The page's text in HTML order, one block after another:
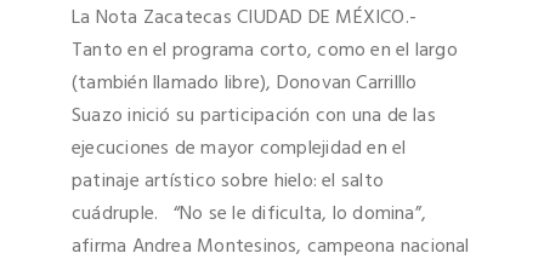
La Nota Zacatecas CIUDAD DE MÉXICO.-
Tanto en el programa corto, como en el largo
(también llamado libre), Donovan Carrilllo
Suazo inició su participación con una de las
ejecuciones de mayor complejidad en el
patinaje artístico sobre hielo: el salto
cuádruple. “No se le dificulta, lo domina”,
afirma Andrea Montesinos, campeona nacional